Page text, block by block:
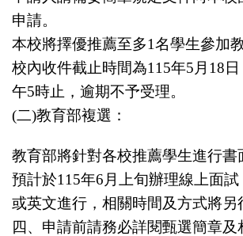
申請。
本校將擇優推薦至多1名學生參加
校內收件截止時間為115年5 月 18
午5時止，逾期不予受理。
(二)教育部複選：
教育部將針對各校推薦學生進行書
預計於115年6 月上旬辦理線上面
或英文進行，相關時間及方式將另
四、申請前請務必詳閱甄選簡章及